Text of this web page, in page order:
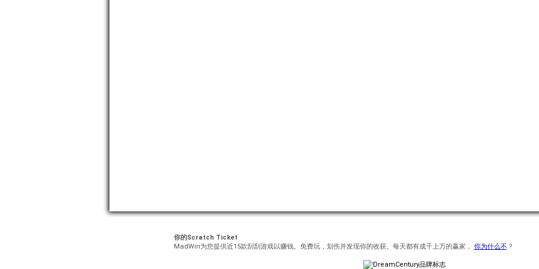
你的Scratch Ticket
MadWin为您提供近15款刮刮游戏以赚钱。免费玩，划伤并发现你的收获。每天都有成千上万的赢家， 你为什么不 ?